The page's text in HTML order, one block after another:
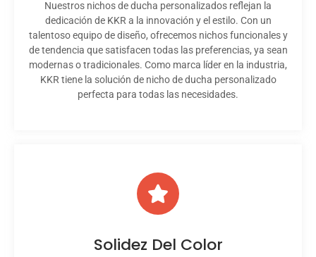
Nuestros nichos de ducha personalizados reflejan la
dedicación de KKR a la innovación y el estilo. Con un
talentoso equipo de diseño, ofrecemos nichos funcionales y
de tendencia que satisfacen todas las preferencias, ya sean
modernas o tradicionales. Como marca líder en la industria,
KKR tiene la solución de nicho de ducha personalizado
perfecta para todas las necesidades.
Solidez Del Color